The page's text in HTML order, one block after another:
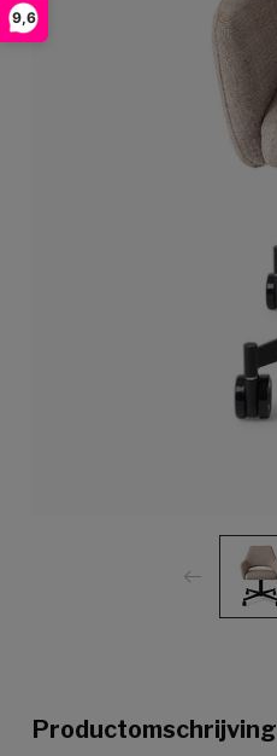
9,6
Productomschrijving